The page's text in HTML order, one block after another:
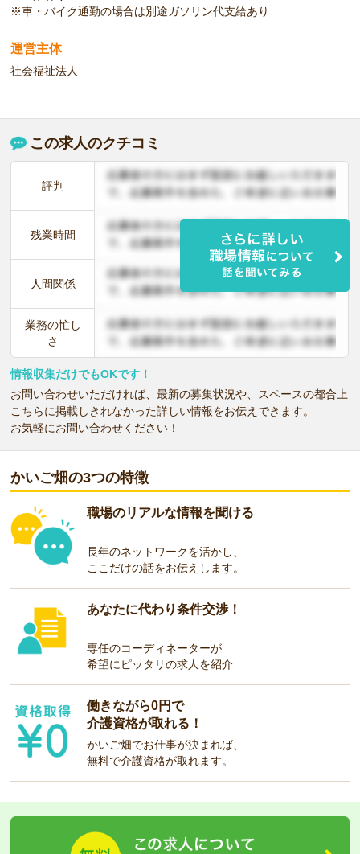
※車・バイク通勤の場合は別途ガソリン代支給あり
運営主体
社会福祉法人
この求人のクチコミ
評判
残業時間
人間関係
業務の忙し
さ
情報収集だけでもOKです！
お問い合わせいただければ、最新の募集状況や、スペースの都合上
こちらに掲載しきれなかった詳しい情報をお伝えできます。
お気軽にお問い合わせください！
かいご畑の3つの特徴
職場のリアルな情報を聞ける
長年のネットワークを活かし、
ここだけの話をお伝えします。
あなたに代わり条件交渉！
専任のコーディネーターが
希望にピッタリの求人を紹介
働きながら0円で
介護資格が取れる！
かいご畑でお仕事が決まれば、
無料で介護資格が取れます。